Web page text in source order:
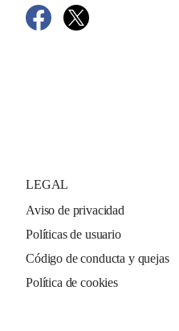
LEGAL
Aviso de privacidad
Políticas de usuario
Código de conducta y quejas
Política de cookies